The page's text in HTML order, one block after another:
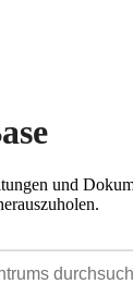
und